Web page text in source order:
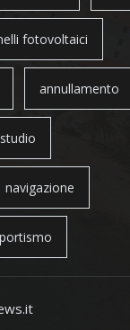
fotovoltaici
annullamento
navigazione